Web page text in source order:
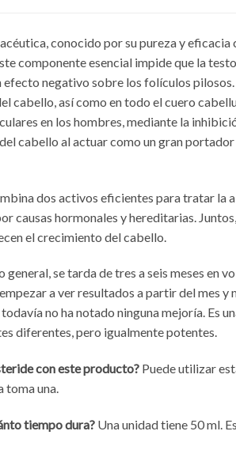
conocido por su pureza y
componente esencial impide que la
negativo sobre los folículos
cabello, así como en todo el cuero
en los hombres, mediante la
cabello al actuar como un gran
dos activos eficientes para tratar la
causas hormonales y hereditarias.
el crecimiento del cabello.
general, se tarda de tres a seis meses en
a ver resultados a partir del mes
no ha notado ninguna mejoría. Es
diferentes, pero igualmente potentes.
con este producto? Puede utilizar
toma una.
tiempo dura? Una unidad tiene 50 ml.